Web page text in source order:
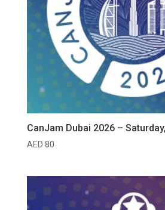
CanJam Dubai 2026 –
AED 80